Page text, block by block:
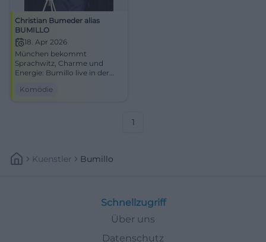
Christian Bumeder alias
BUMILLO
18. Apr 2026
München bekommt
Sprachwitz, Charme und
Energie: Bumillo live in der
18.04.2026. Jetzt den
Komödie
1
Kuenstler Bumillo
Schnellzugriff
Über uns
Datenschutz